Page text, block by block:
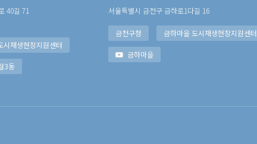
40길 71
시재생현장지원센터
3동
서울특별시 금천구 금하로1다길 16
금천구청 금하마을 도시재생현장지원센터
금하마을